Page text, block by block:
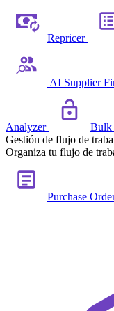
Repricer
AI Supplier
Analyzer Bulk
Gestión de flujo de
Organiza tu flujo de
Purchase